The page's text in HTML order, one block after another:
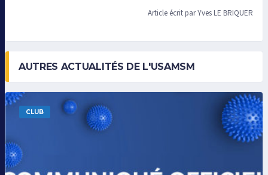
Article écrit par Yves LE BRIQUER
AUTRES ACTUALITÉS DE L'USAMSM
CLUB